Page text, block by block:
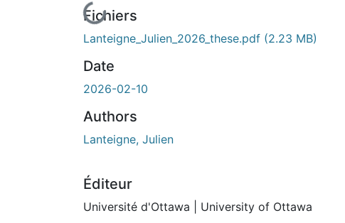
En cours de chargement...
Fichiers
Lanteigne_Julien_2026_these.pdf (2.23 MB)
Date
2026-02-10
Authors
Lanteigne, Julien
Éditeur
Université d'Ottawa | University of Ottawa